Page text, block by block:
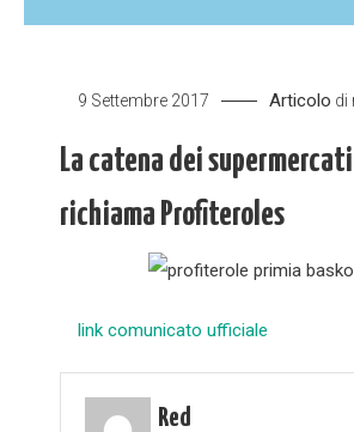
9 Settembre 2017 Articolo di
La catena dei
richiama Profiteroles
link comunicato ufficiale
Red